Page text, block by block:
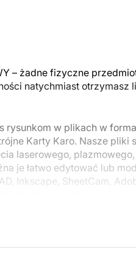
– żadne fizyczne
natychmiast otrzymasz
rysunkom w plikach w
Karty Karo. Nasze pliki
laserowego,
je łatwo edytować lub
Inkscape, SheetCam,
o nowoczesnej estetyce i